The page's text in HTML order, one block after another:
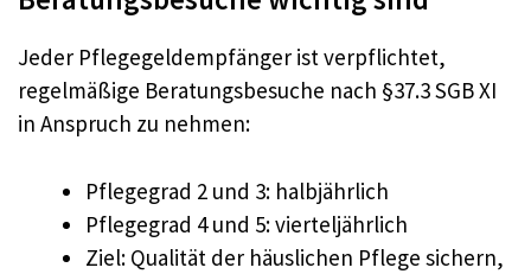
Jeder Pflegegeldempfänger ist verpflichtet,
regelmäßige Beratungsbesuche nach §37.3 SGB XI
in Anspruch zu nehmen:
Pflegegrad 2 und 3: halbjährlich
Pflegegrad 4 und 5: vierteljährlich
Ziel: Qualität der häuslichen Pflege sichern,